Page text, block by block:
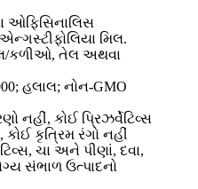
ઓફિસિનાલિસ
મિલ.
કળીઓ, તેલ અથવા
હલાલ; નોન-GMO
નહીં, કોઈ પ્રિઝર્વેટિવ્સ
કોઈ કૃત્રિમ રંગો નહીં
ચા અને પીણાં, દવા,
સંભાળ ઉત્પાદનો